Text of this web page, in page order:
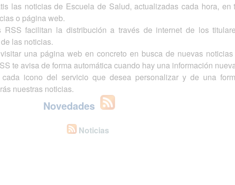
las noticias de Escuela de Salud, actualizadas cada hora, en
o página web.
RSS facilitan la distribución a través de internet de los
las noticias.
una página web en concreto en busca de nuevas
te avisa de forma automática cuando hay una información
icono del servicio que desea personalizar y de una
nuestras noticias.
Novedades
Noticias